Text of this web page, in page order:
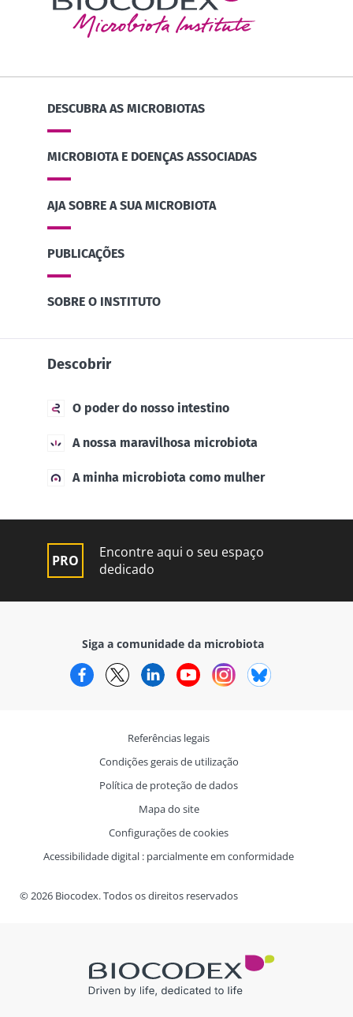
DESCUBRA AS MICROBIOTAS
MICROBIOTA E DOENÇAS ASSOCIADAS
AJA SOBRE A SUA MICROBIOTA
PUBLICAÇÕES
SOBRE O INSTITUTO
Descobrir
O poder do nosso intestino
A nossa maravilhosa microbiota
A minha microbiota como mulher
Encontre aqui o seu espaço
dedicado
Siga a comunidade da microbiota
FacebookTwitterLinkedInYouTubeInstagram
© 2026 Biocodex. Todos os direitos reservados
Referências legais
Condições gerais de utilização
Política de proteção de dados
Mapa do site
Configurações de cookies
Acessibilidade digital : parcialmente em conformidade